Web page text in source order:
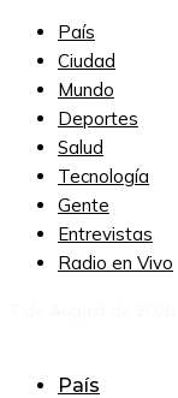
País
Ciudad
Mundo
Deportes
Salud
Tecnología
Gente
Entrevistas
Radio en Vivo
País